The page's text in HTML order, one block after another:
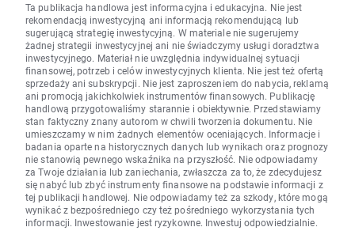
Ta publikacja handlowa jest informacyjna i edukacyjna. Nie jest
rekomendacją inwestycyjną ani informacją rekomendującą lub
sugerującą strategię inwestycyjną. W materiale nie sugerujemy
żadnej strategii inwestycyjnej ani nie świadczymy usługi doradztwa
inwestycyjnego. Materiał nie uwzględnia indywidualnej sytuacji
finansowej, potrzeb i celów inwestycyjnych klienta. Nie jest też ofertą
sprzedaży ani subskrypcji. Nie jest zaproszeniem do nabycia, reklamą
ani promocją jakichkolwiek instrumentów finansowych. Publikację
handlową przygotowaliśmy starannie i obiektywnie. Przedstawiamy
stan faktyczny znany autorom w chwili tworzenia dokumentu. Nie
umieszczamy w nim żadnych elementów oceniających. Informacje i
badania oparte na historycznych danych lub wynikach oraz prognozy
nie stanowią pewnego wskaźnika na przyszłość. Nie odpowiadamy
za Twoje działania lub zaniechania, zwłaszcza za to, że zdecydujesz
się nabyć lub zbyć instrumenty finansowe na podstawie informacji z
tej publikacji handlowej. Nie odpowiadamy też za szkody, które mogą
wynikać z bezpośredniego czy też pośredniego wykorzystania tych
informacji. Inwestowanie jest ryzykowne. Inwestuj odpowiedzialnie.